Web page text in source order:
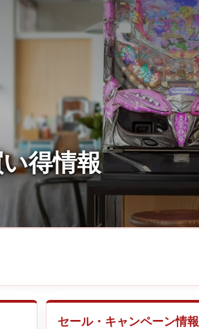
セール・キャンペーン情報